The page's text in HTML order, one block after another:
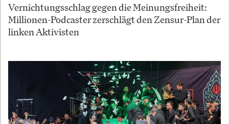
Vernichtungsschlag gegen die Meinungsfreiheit:
Millionen-Podcaster zerschlägt den Zensur-Plan der
linken Aktivisten